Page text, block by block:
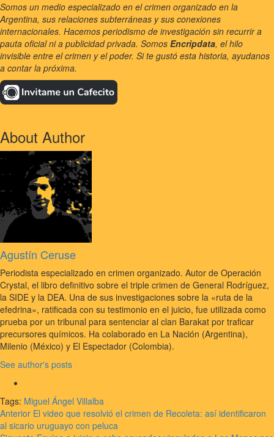
Somos un medio especializado en el crimen organizado en la
Argentina, sus relaciones subterráneas y sus conexiones
internacionales. Hacemos periodismo de investigación sin recurrir a
pauta oficial ni a publicidad privada. Somos Encripdata, el hilo
invisible entre el crimen y el poder. Si te gustó esta historia, ayudanos
a contar la próxima.
About Author
Agustín Ceruse
Periodista especializado en crimen organizado. Autor de Operación
Crystal, el libro definitivo sobre el triple crimen de General Rodríguez,
la SIDE y la DEA. Una de sus investigaciones sobre la «ruta de la
efedrina», ratificada con su testimonio en el juicio, fue utilizada como
prueba por un tribunal para sentenciar al clan Barakat por traficar
precursores químicos. Ha colaborado en La Nación (Argentina),
Milenio (México) y El Espectador (Colombia).
See author's posts
Tags: Miguel Ángel Villalba
Navegación
Anterior El video que resolvió el crimen de Recoleta: así identificaron
al sicario uruguayo con peluca